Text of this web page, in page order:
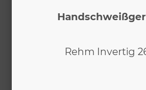
Rehm Invertig